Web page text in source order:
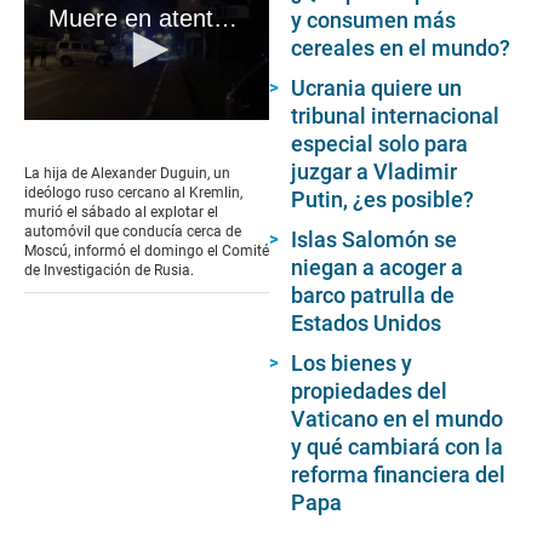
Muere en atentado con coche bomba la hija de un ideólogo cercano a Putin
of
1
minute,
39
seconds
La hija de Alexander Duguin, un
ideólogo ruso cercano al Kremlin,
murió el sábado al explotar el
automóvil que conducía cerca de
Moscú, informó el domingo el Comité
de Investigación de Rusia.
y consumen más
cereales en el mundo?
Ucrania quiere un
tribunal internacional
especial solo para
juzgar a Vladimir
Putin, ¿es posible?
Islas Salomón se
niegan a acoger a
barco patrulla de
Estados Unidos
Los bienes y
propiedades del
Vaticano en el mundo
y qué cambiará con la
reforma financiera del
Papa